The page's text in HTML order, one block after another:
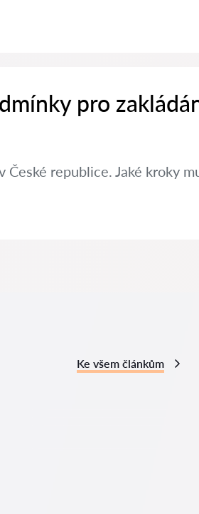
pro
České republice. Jaké kroky
Ke všem článkům